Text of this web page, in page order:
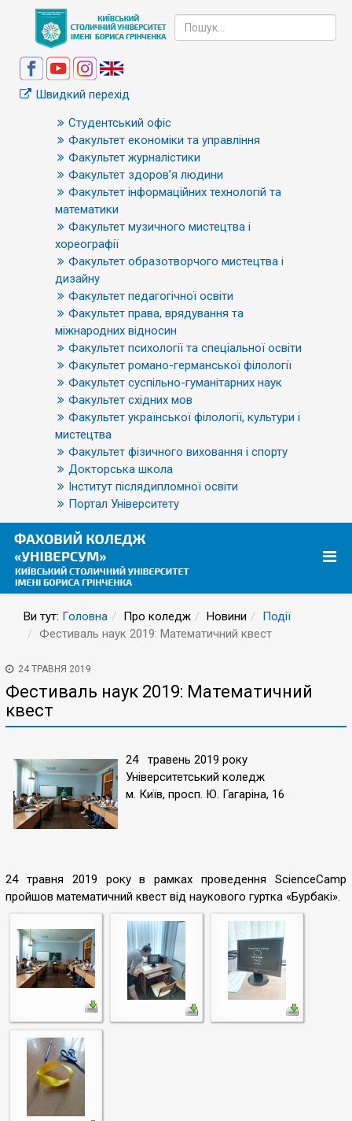
Швидкий перехід
Студентський офіс
Факультет економіки та управління
Факультет журналістики
Факультет здоров’я людини
Факультет інформаційних технологій та
математики
Факультет музичного мистецтва і
хореографії
Факультет образотворчого мистецтва і
дизайну
Факультет педагогічної освіти
Факультет права, врядування та
міжнародних відносин
Факультет психології та спеціальної освіти
Факультет романо-германської філології
Факультет суспільно-гуманітарних наук
Факультет східних мов
Факультет української філології, культури і
мистецтва
Факультет фізичного виховання і спорту
Докторська школа
Інститут післядипломної освіти
Портал Університету
Ви тут: Головна Про коледж Новини
Події
Фестиваль наук 2019: Математичний квест
24 ТРАВНЯ 2019
Фестиваль наук 2019: Математичний
квест
24 травень 2019 року
Університетський коледж
м. Київ, просп. Ю. Гагаріна, 16
24 травня 2019 року в рамках проведення ScienceCamp
пройшов математичний квест від наукового гуртка «Бурбакі».